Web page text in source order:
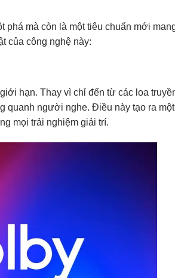
mà còn là một tiêu chuẩn mới
của công nghệ này:
hạn. Thay vì chỉ đến từ các loa
quanh người nghe. Điều này tạo ra
mọi trải nghiệm giải trí.